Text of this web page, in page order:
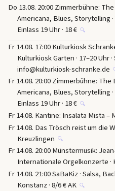
Do 13.08. 20:00 Zimmerbühne:
Americana, Blues, Storytelling
Einlass 19 Uhr · 18 € 🔍
Fr 14.08. 17:00 Kulturkiosk
Kulturkiosk Garten · 17–20 Uhr
info@kulturkiosk-schranke.de
Fr 14.08. 20:00 Zimmerbühne: The
Americana, Blues, Storytelling
Einlass 19 Uhr · 18 € 🔍
Fr 14.08. Kantine: Insalata Mista
Fr 14.08. Das Trösch reist um die
Kreuzlingen 🔍
Fr 14.08. 20:00 Münstermusik:
Internationale Orgelkonzerte
Fr 14.08. 21:00 SaBaKiz · Salsa,
Konstanz · 8/6 € AK 🔍